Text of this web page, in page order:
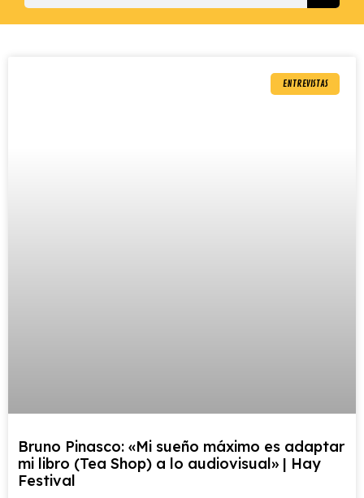
ENTREVISTAS
Bruno Pinasco: «Mi sueño máximo es adaptar
mi libro (Tea Shop) a lo audiovisual» | Hay
Festival